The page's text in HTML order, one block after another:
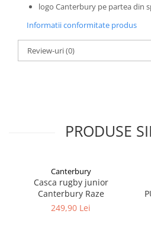
logo Canterbury pe partea din
Informatii conformitate produs
Review-uri(0)
PRODUSE
Canterbury
Casca rugby junior
Canterbury Raze
249,90 Lei